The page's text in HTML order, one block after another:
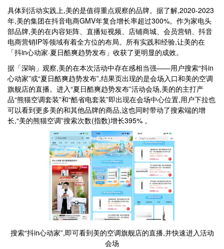
具体到活动实践上,美的是值得重点观察的品牌。据了解,2020-2023
年,美的集团在抖音电商GMV年复合增长率超过300%。作为家电头
部品牌,美的在内容矩阵、直播短视频、店铺商城、会员营销、抖音
电商营销IP等领域有着全方位的布局。所有实践和经验,让美的在
「抖in心动家·夏日酷爽趋势发布」收获了更明显的成效。
据「深响」观察,美的在本次活动中存在感相当强——用户搜索“抖in
心动家”或“夏日酷爽趋势发布”,结果页出现的是会场入口和美的空调
旗舰店的直播。进入“夏日酷爽趋势发布”活动会场,美的的主打产
品“熊猫空调套装”和“酷省电套装”即出现在会场中心位置,用户下拉也
可以看到更多美的和其他品牌的商品,这也同时带动了搜索端的增
长,“美的熊猫空调”搜索次数(指数)增长395% 。
搜索“抖in心动家”,即可看到美的空调旗舰店的直播,并快速进入活动
会场